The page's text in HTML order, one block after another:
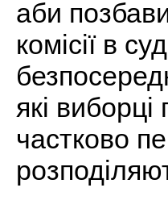
аби
комісії в
які
частково